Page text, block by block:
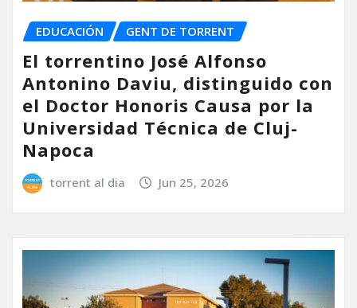
EDUCACIÓN GENT DE TORRENT
El torrentino José Alfonso
Antonino Daviu, distinguido con
el Doctor Honoris Causa por la
Universidad Técnica de Cluj-
Napoca
torrent al dia Jun 25, 2026